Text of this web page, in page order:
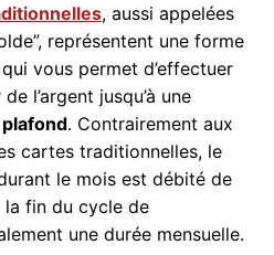
, aussi appelées
représentent une forme
vous permet d’effectuer
l’argent jusqu’à une
plafond. Contrairement aux
cartes traditionnelles, le
le mois est débité de
fin du cycle de
une durée mensuelle.